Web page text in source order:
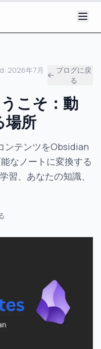
ル
2026年7月
ブログに戻
る
こそ：動
場所
ンテンツをObsidian
なノートに変換する
習、あなたの知識、